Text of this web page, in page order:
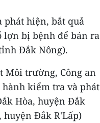
phát hiện, bắt quả
lợn bị bệnh để bán ra
Đắk Nông).
Môi trường, Công an
kiểm tra và phát
Hòa, huyện Đắk
huyện Đắk R'Lấp)